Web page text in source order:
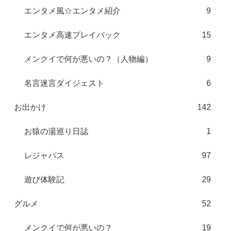
エンタメ風☆エンタメ紹介 9
エンタメ高速プレイバック 15
メンクイで何が悪いの？（人物編） 9
名言迷言ダイジェスト 6
お出かけ 142
お猿の湯巡り日誌 1
レジャパス 97
遊び体験記 29
グルメ 52
メンクイで何が悪いの？ 19